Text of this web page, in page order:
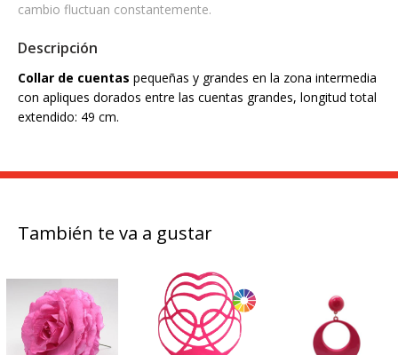
cambio fluctuan constantemente.
Descripción
Collar de cuentas pequeñas y grandes en la zona intermedia
con apliques dorados entre las cuentas grandes, longitud total
extendido: 49 cm.
También te va a gustar